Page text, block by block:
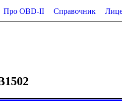
Про OBD-II Справочник